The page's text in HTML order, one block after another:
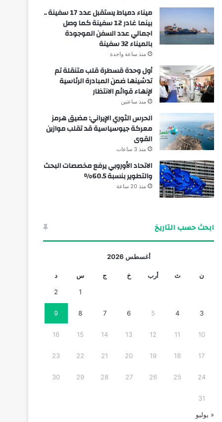
ميناء دمياط يستقبل عدد 17 سفينة ..
بينما غادر 12 سفينة كما وصل
اجمالي عدد السفن الموجودة
بالميناء 32 سفينة
منذ ساعة واحدة
أول وحدة قسطرة قلب متنقلة تم
تدشينها ضمن المبادرة الرئاسية
لإنهاء قوائم الانتظار
منذ ساعتين
الحرس الثوري الإيراني: مضيق هرمز
معركة جيوسياسية قد تقلب موازين
القوى
منذ 3 ساعات
الاتحاد الأوروبي يرفع مخصصات البحث
والتطوير بنسبة 60.5%
منذ 20 ساعة
ابحث حسب التاريخ
أغسطس 2026
ن ث أرب خ ج س د
1
2
3
4
5
6
7
8
9
10
11
12
13
14
15
16
17
18
19
20
21
22
23
24
25
26
27
28
29
30
31
« يوليو